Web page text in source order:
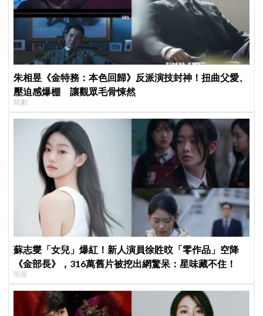
朱相昱《金特務：本色回歸》反派演技封神！扭曲父愛、
壓迫感爆棚 讓觀眾毛骨悚然
韓劇
蘇志燮「女兒」爆紅！新人演員徐貹旼「零作品」空降
《金部長》，316萬舊片被挖出網驚呆：星味藏不住！
明星